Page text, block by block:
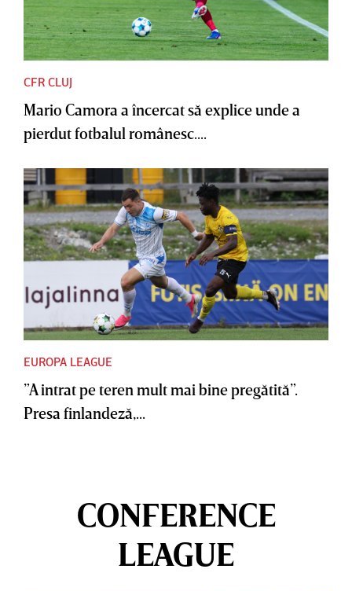
CFR CLUJ
Mario Camora a încercat să explice unde a
pierdut fotbalul românesc....
EUROPA LEAGUE
”A intrat pe teren mult mai bine pregătită”.
Presa finlandeză,...
CONFERENCE
LEAGUE